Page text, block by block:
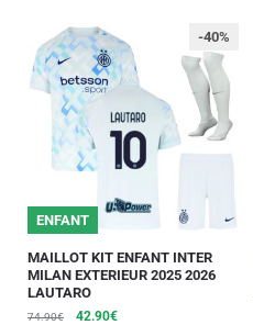
ENFANT
-40%
MAILLOT KIT ENFANT INTER
MILAN EXTERIEUR 2025 2026
LAUTARO
74.90€ 42.90€